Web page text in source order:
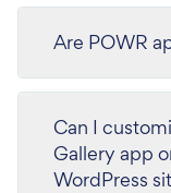
Are POWR
Can I
Gallery app
WordPress